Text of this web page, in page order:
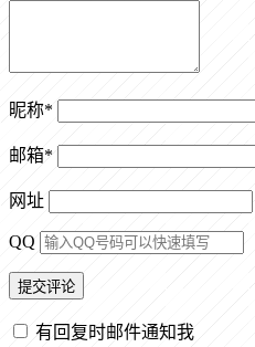
昵称*
邮箱*
网址
QQ
有回复时邮件通知我